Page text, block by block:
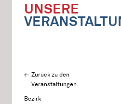
UNSERE
Zurück zu den
Veranstaltungen
Bezirk